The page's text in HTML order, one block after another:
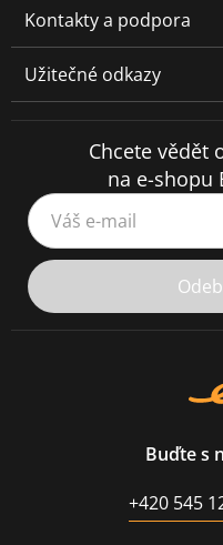
Kontakty a podpora
Užitečné odkazy
Chcete vědět
na e-shopu
Váš e-mail
Buďte s
+420 545